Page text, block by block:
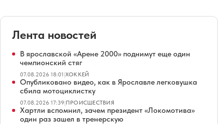
Лента новостей
В ярославской «Арене 2000» поднимут еще один
чемпионский стяг
07.08.2026 18:01|ХОККЕЙ
Опубликовано видео, как в Ярославле легковушка
сбила мотоциклистку
07.08.2026 17:39|ПРОИСШЕСТВИЯ
Хартли вспомнил, зачем президент «Локомотива»
один раз зашел в тренерскую